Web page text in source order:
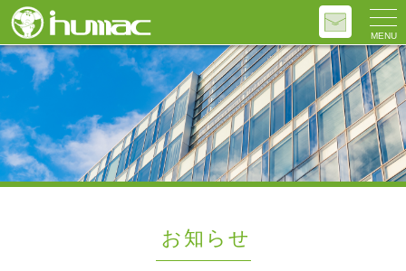
お知らせ
MENU